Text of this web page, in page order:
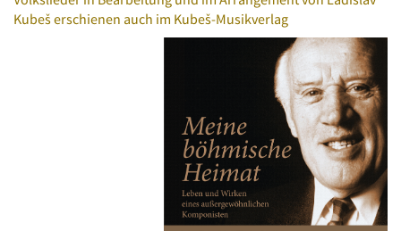
Kubeš erschienen auch im Kubeš-Musikverlag